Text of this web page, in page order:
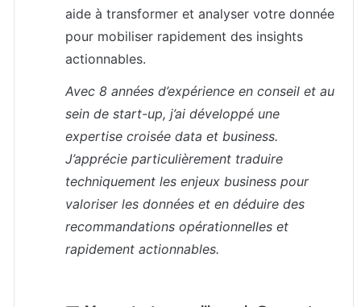
aide à transformer et analyser votre donnée
pour mobiliser rapidement des insights
actionnables.
Avec 8 années d’expérience en conseil et au
sein de start-up, j’ai développé une
expertise croisée data et business.
J’apprécie particulièrement traduire
techniquement les enjeux business pour
valoriser les données et en déduire des
recommandations opérationnelles et
rapidement actionnables.